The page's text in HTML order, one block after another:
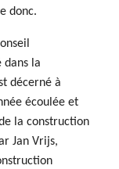
donc.
la
décerné à
écoulée et
la construction
Jan Vrijs,